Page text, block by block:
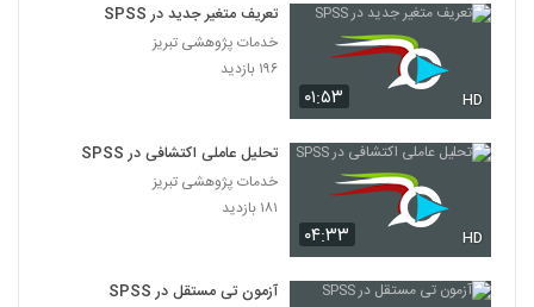
۰۱:۵۳ HD
تعریف متغیر جدید در SPSS
خدمات پژوهشی تبریز
۱۹۶ بازدید
۰۴:۳۳ HD
تحلیل عاملی اکتشافی در SPSS
خدمات پژوهشی تبریز
۱۸۱ بازدید
آزمون تی مستقل در SPSS